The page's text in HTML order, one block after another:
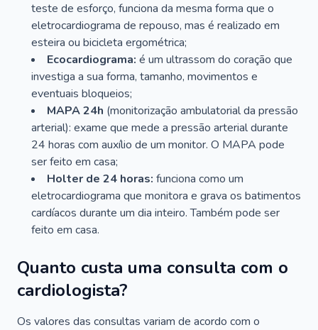
teste de esforço, funciona da mesma forma que o
eletrocardiograma de repouso, mas é realizado em
esteira ou bicicleta ergométrica;
Ecocardiograma: é um ultrassom do coração que
investiga a sua forma, tamanho, movimentos e
eventuais bloqueios;
MAPA 24h (monitorização ambulatorial da pressão
arterial): exame que mede a pressão arterial durante
24 horas com auxílio de um monitor. O MAPA pode
ser feito em casa;
Holter de 24 horas: funciona como um
eletrocardiograma que monitora e grava os batimentos
cardíacos durante um dia inteiro. Também pode ser
feito em casa.
Quanto custa uma consulta com o
cardiologista?
Os valores das consultas variam de acordo com o